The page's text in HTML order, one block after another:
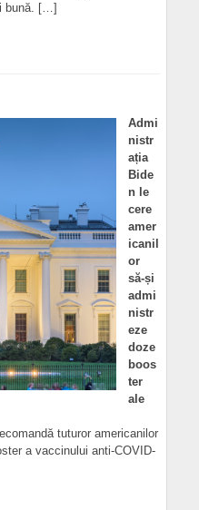
bună. […]
Admi
nistr
ația
Bide
n le
cere
amer
icanil
or
să-și
admi
nistr
eze
doze
boos
ter
ale
tuturor americanilor
a vaccinului anti-COVID-